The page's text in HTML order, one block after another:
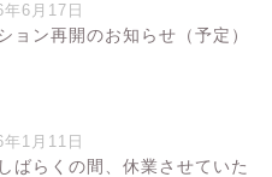
年6月17日
ョン再開のお知らせ（予定）
年1月11日
ばらくの間、休業させていた